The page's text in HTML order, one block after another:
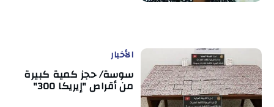
الأخبار
سوسة/ حجز كمية كبيرة
من أقراص "إيريكا 300"